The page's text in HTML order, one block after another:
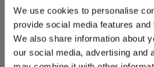
We use cookies to personalise
provide social media features
We also share information about
our social media, advertising and